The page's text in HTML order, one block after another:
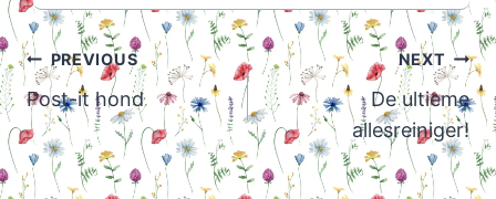
Post
navigation
PREVIOUS
Post-it hond
NEXT
De ultieme
allesreiniger!